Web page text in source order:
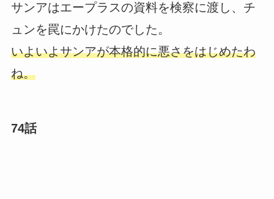
サンアはエープラスの資料を検察に渡し、チ
ュンを罠にかけたのでした。
いよいよサンアが本格的に悪さをはじめたわ
ね。
74話